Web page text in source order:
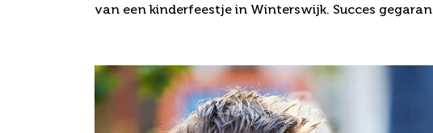
van een kinderfeestje in Winterswijk. Succes